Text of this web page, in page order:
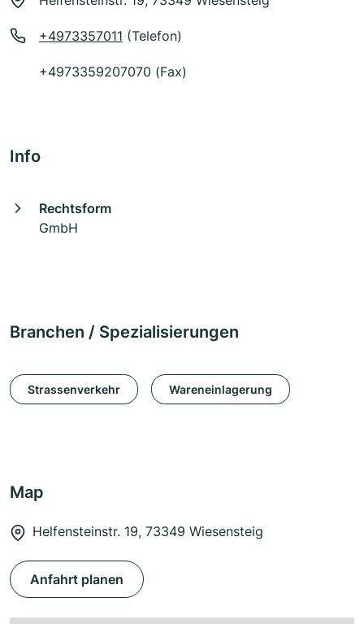
+4973357011 (Telefon)
+4973359207070 (Fax)
Info
Rechtsform
GmbH
Branchen / Spezialisierungen
Strassenverkehr Wareneinlagerung
Map
Helfensteinstr. 19, 73349 Wiesensteig
Anfahrt planen